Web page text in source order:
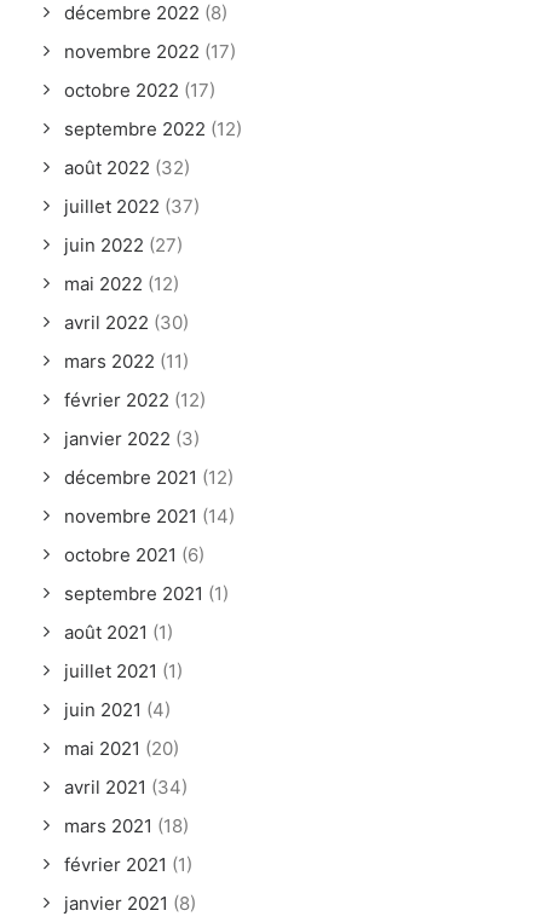
décembre 2022 (8)
novembre 2022 (17)
octobre 2022 (17)
septembre 2022 (12)
août 2022 (32)
juillet 2022 (37)
juin 2022 (27)
mai 2022 (12)
avril 2022 (30)
mars 2022 (11)
février 2022 (12)
janvier 2022 (3)
décembre 2021 (12)
novembre 2021 (14)
octobre 2021 (6)
septembre 2021 (1)
août 2021 (1)
juillet 2021 (1)
juin 2021 (4)
mai 2021 (20)
avril 2021 (34)
mars 2021 (18)
février 2021 (1)
janvier 2021 (8)